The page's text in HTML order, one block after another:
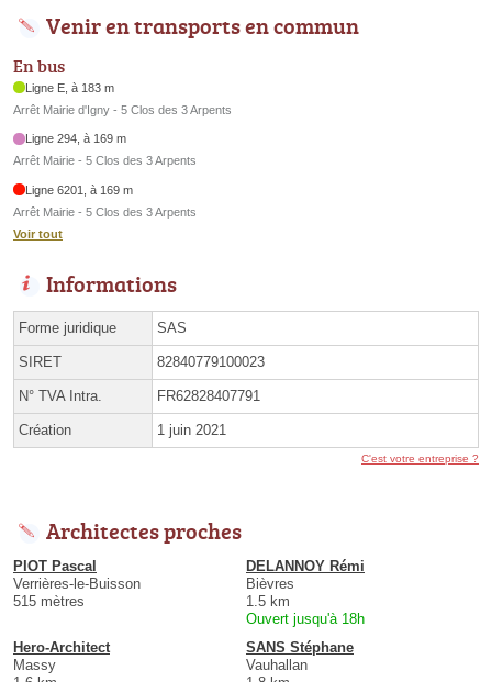
Venir en transports en commun
En bus
Ligne E, à 183 m
Arrêt Mairie d'Igny - 5 Clos des 3 Arpents
Ligne 294, à 169 m
Arrêt Mairie - 5 Clos des 3 Arpents
Ligne 6201, à 169 m
Arrêt Mairie - 5 Clos des 3 Arpents
Voir tout
Informations
Forme juridique SAS
SIRET 82840779100023
N° TVA Intra. FR62828407791
Création 1 juin 2021
C'est votre entreprise ?
Architectes proches
PIOT Pascal
Verrières-le-Buisson
515 mètres
DELANNOY Rémi
Bièvres
1.5 km
Ouvert jusqu'à 18h
Hero-Architect
Massy
SANS Stéphane
Vauhallan